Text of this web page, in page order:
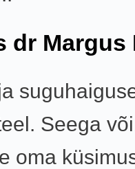
dr Margus
Seega
oma